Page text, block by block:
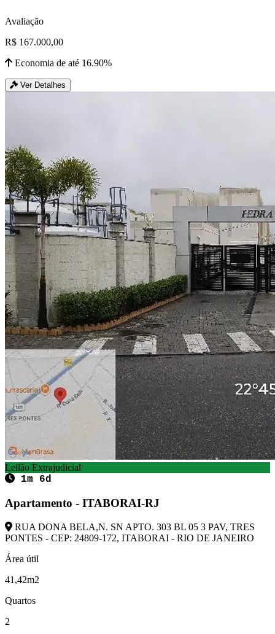
Avaliação
R$ 167.000,00
Economia de até 16.90%
Ver Detalhes
Leilão Extrajudicial
1m 6d
Apartamento - ITABORAI-RJ
RUA DONA BELA,N. SN APTO. 303 BL 05 3 PAV, TRES
PONTES - CEP: 24809-172, ITABORAI - RIO DE JANEIRO
Área útil
41,42m2
Quartos
2